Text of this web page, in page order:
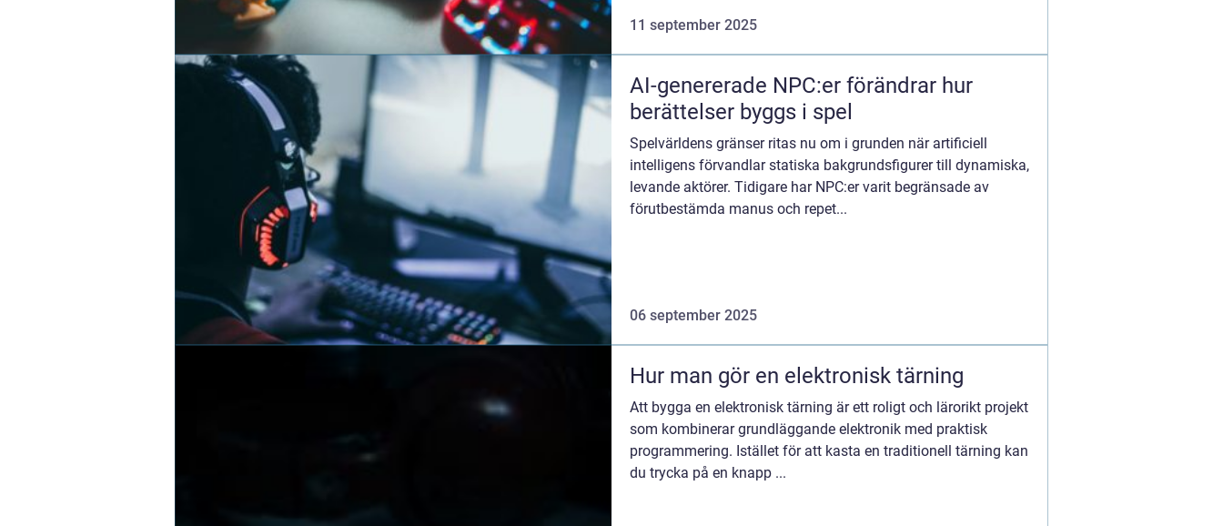
11 september 2025
AI-genererade NPC:er förändrar hur
berättelser byggs i spel
Spelvärldens gränser ritas nu om i grunden när artificiell
intelligens förvandlar statiska bakgrundsfigurer till dynamiska,
levande aktörer. Tidigare har NPC:er varit begränsade av
förutbestämda manus och repet...
06 september 2025
Hur man gör en elektronisk tärning
Att bygga en elektronisk tärning är ett roligt och lärorikt projekt
som kombinerar grundläggande elektronik med praktisk
programmering. Istället för att kasta en traditionell tärning kan
du trycka på en knapp ...